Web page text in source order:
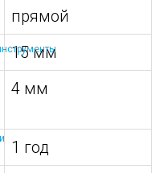
прямой
15 мм
4 мм
1 год